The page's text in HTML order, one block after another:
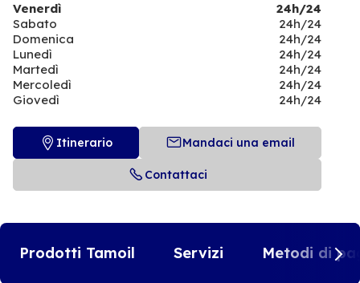
Venerdì
24h/24
Sabato
24h/24
Domenica
24h/24
Lunedì
24h/24
Martedì
24h/24
Mercoledì
24h/24
Giovedì
24h/24
Itinerario Mandaci una email
Contattaci
Prodotti Tamoil Servizi Metodi di